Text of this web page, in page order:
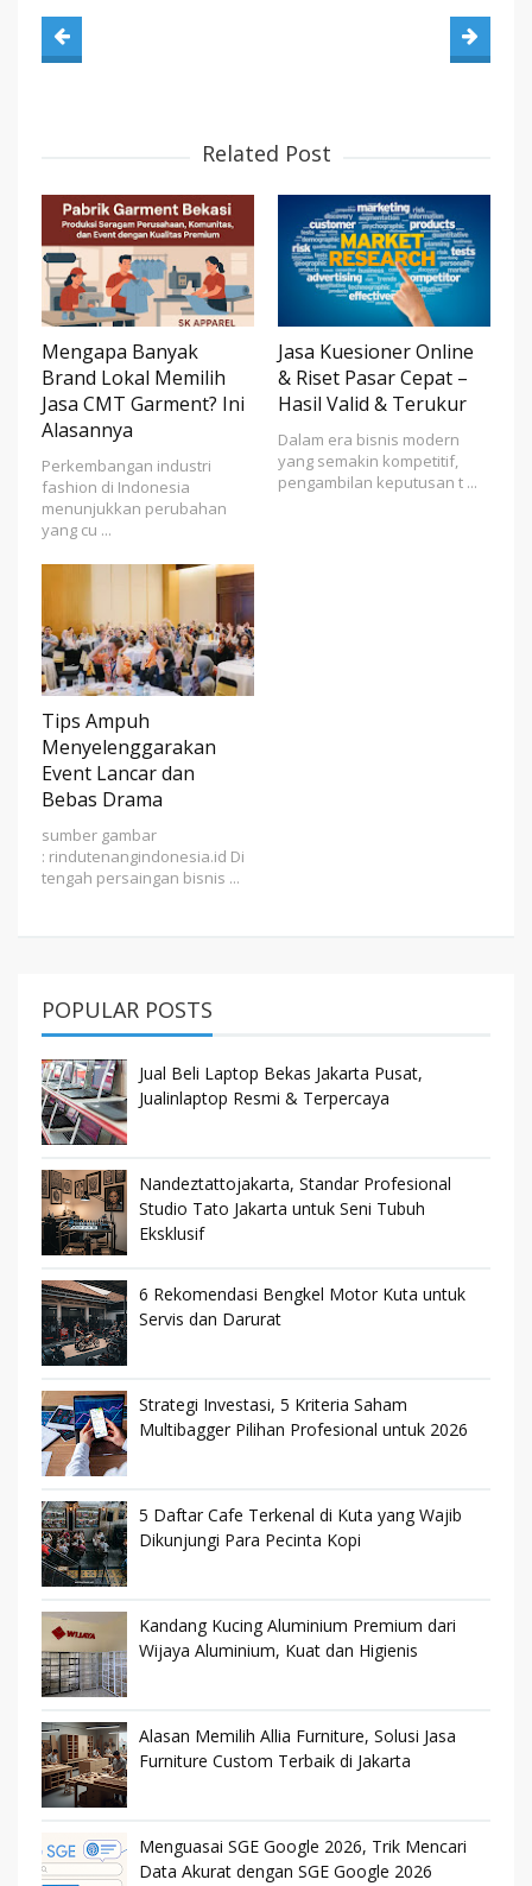
Related Post
Mengapa Banyak
Brand Lokal Memilih
Jasa CMT Garment? Ini
Alasannya
Perkembangan industri
fashion di Indonesia
menunjukkan perubahan
yang cu ...
Jasa Kuesioner Online
& Riset Pasar Cepat –
Hasil Valid & Terukur
Dalam era bisnis modern
yang semakin kompetitif,
pengambilan keputusan t ...
Tips Ampuh
Menyelenggarakan
Event Lancar dan
Bebas Drama
sumber gambar
: rindutenangindonesia.id Di
tengah persaingan bisnis ...
POPULAR POSTS
Jual Beli Laptop Bekas Jakarta Pusat,
Jualinlaptop Resmi & Terpercaya
Nandeztattojakarta, Standar Profesional
Studio Tato Jakarta untuk Seni Tubuh
Eksklusif
6 Rekomendasi Bengkel Motor Kuta untuk
Servis dan Darurat
Strategi Investasi, 5 Kriteria Saham
Multibagger Pilihan Profesional untuk 2026
5 Daftar Cafe Terkenal di Kuta yang Wajib
Dikunjungi Para Pecinta Kopi
Kandang Kucing Aluminium Premium dari
Wijaya Aluminium, Kuat dan Higienis
Alasan Memilih Allia Furniture, Solusi Jasa
Furniture Custom Terbaik di Jakarta
Menguasai SGE Google 2026, Trik Mencari
Data Akurat dengan SGE Google 2026